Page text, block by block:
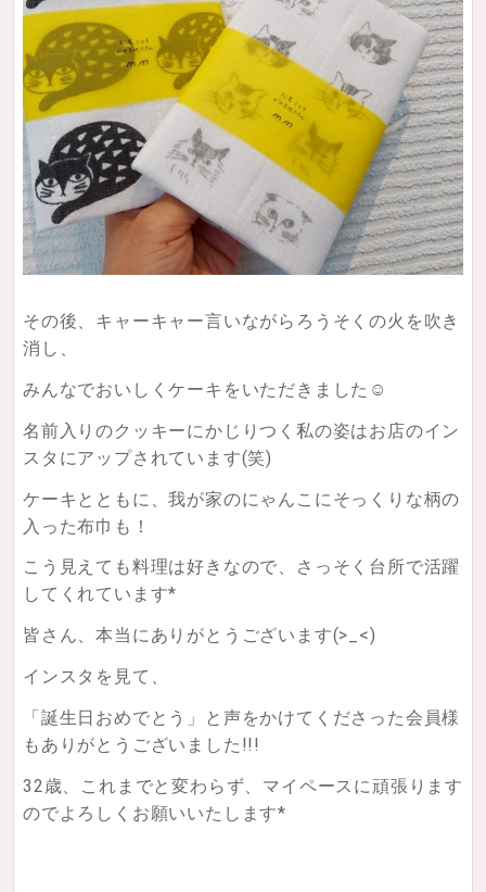
その後、キャーキャー言いながらろうそくの火を吹き
消し、
みんなでおいしくケーキをいただきました☺
名前入りのクッキーにかじりつく私の姿はお店のイン
スタにアップされています(笑)
ケーキとともに、我が家のにゃんこにそっくりな柄の
入った布巾も！
こう見えても料理は好きなので、さっそく台所で活躍
してくれています*
皆さん、本当にありがとうございます(>_<)
インスタを見て、
「誕生日おめでとう」と声をかけてくださった会員様
もありがとうございました!!!
32歳、これまでと変わらず、マイペースに頑張ります
のでよろしくお願いいたします*